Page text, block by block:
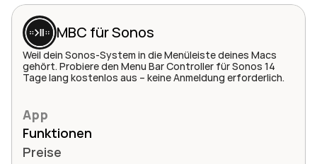
MBC für Sonos
Weil dein Sonos-System in die Menüleiste deines Macs
gehört. Probiere den Menu Bar Controller für Sonos 14
Tage lang kostenlos aus – keine Anmeldung erforderlich.
App
Funktionen
Preise